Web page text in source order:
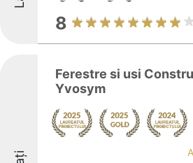
8
Ferestre si usi
Yvosym